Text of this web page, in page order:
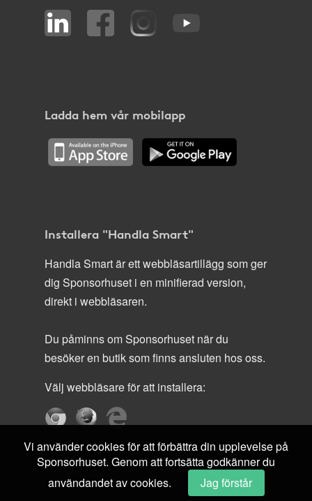
Ladda hem vår mobilapp
Installera "Handla Smart"
Handla Smart är ett webbläsartillägg som ger
dig Sponsorhuset i en minifierad version,
direkt i webbläsaren.
Du påminns om Sponsorhuset när du
besöker en butik som finns ansluten hos oss.
Välj webbläsare för att installera:
Vi använder cookies för att förbättra din upplevelse på
Sponsorhuset. Genom att fortsätta godkänner du
användandet av cookies.
Jag förstår